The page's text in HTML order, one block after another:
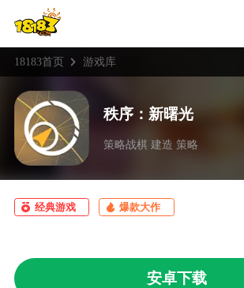
18183首页 游戏库
秩序：新曙光
策略战棋 建造 策略
经典游戏 爆款大作
安卓下载